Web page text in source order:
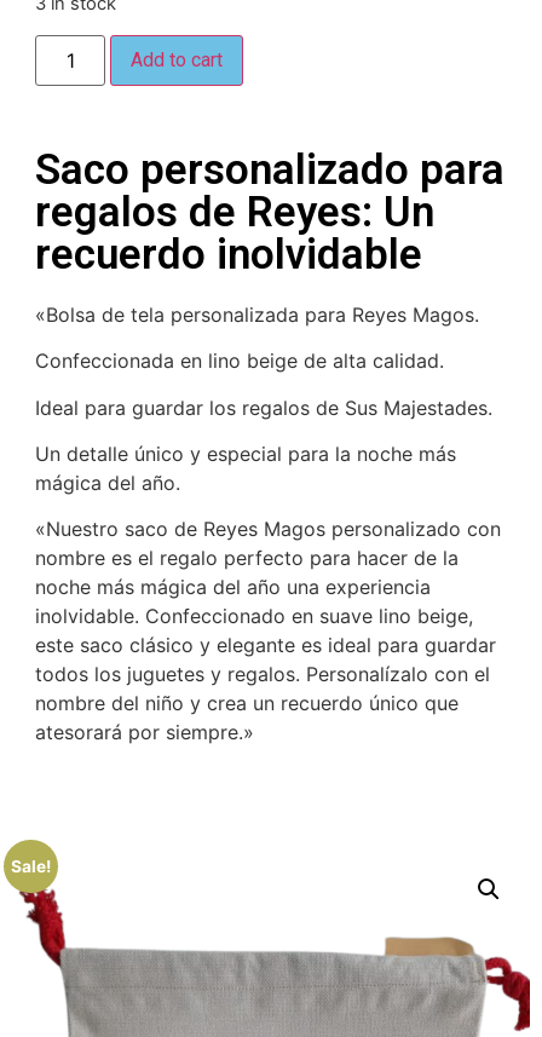
Add to cart
Saco personalizado para
regalos de Reyes: Un
recuerdo inolvidable
«Bolsa de tela personalizada para Reyes Magos.
Confeccionada en lino beige de alta calidad.
Ideal para guardar los regalos de Sus Majestades.
Un detalle único y especial para la noche más
mágica del año.
«Nuestro saco de Reyes Magos personalizado con
nombre es el regalo perfecto para hacer de la
noche más mágica del año una experiencia
inolvidable. Confeccionado en suave lino beige,
este saco clásico y elegante es ideal para guardar
todos los juguetes y regalos. Personalízalo con el
nombre del niño y crea un recuerdo único que
atesorará por siempre.»
Sale!